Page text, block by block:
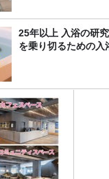
25年以上 入浴の研
を乗り切るための入